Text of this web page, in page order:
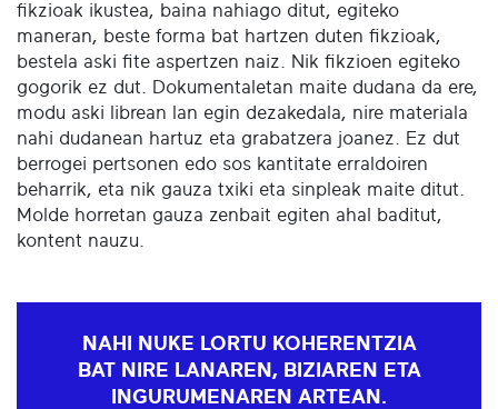
fikzioak ikustea, baina nahiago ditut, egiteko
maneran, beste forma bat hartzen duten fikzioak,
bestela aski fite aspertzen naiz. Nik fikzioen egiteko
gogorik ez dut. Dokumentaletan maite dudana da ere,
modu aski librean lan egin dezakedala, nire materiala
nahi dudanean hartuz eta grabatzera joanez. Ez dut
berrogei pertsonen edo sos kantitate erraldoiren
beharrik, eta nik gauza txiki eta sinpleak maite ditut.
Molde horretan gauza zenbait egiten ahal baditut,
kontent nauzu.
NAHI NUKE LORTU KOHERENTZIA
BAT NIRE LANAREN, BIZIAREN ETA
INGURUMENAREN ARTEAN.